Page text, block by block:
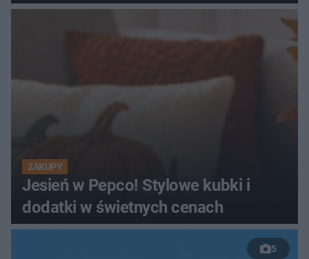
ZAKUPY
Jesień w Pepco! Stylowe kubki i
dodatki w świetnych cenach
5